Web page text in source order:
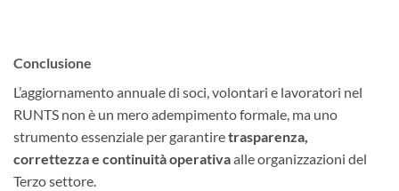
Conclusione
L’aggiornamento annuale di soci, volontari e lavoratori nel
RUNTS non è un mero adempimento formale, ma uno
strumento essenziale per garantiretrasparenza,
correttezza e continuità operativaalle organizzazioni del
Terzo settore.